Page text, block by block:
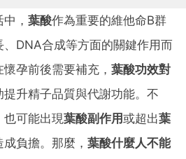
， 葉酸作為重要的維他命B群
、DNA合成等方面的關鍵作用而
孕前後需要補充， 葉酸功效對
升精子品質與代謝功能。不
可能出現葉酸副作用或超出葉
成負擔。那麼， 葉酸什麼人不能